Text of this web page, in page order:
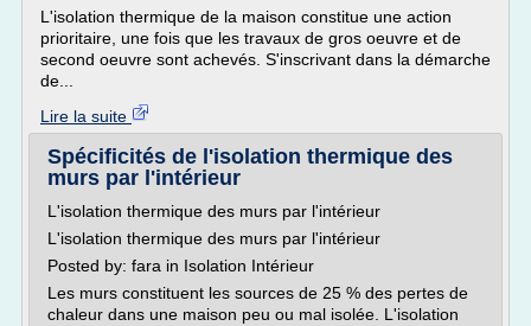
L'isolation thermique de la maison constitue une action
prioritaire, une fois que les travaux de gros oeuvre et de
second oeuvre sont achevés. S'inscrivant dans la démarche
de...
Lire la suite
Spécificités de l'isolation thermique des
murs par l'intérieur
L'isolation thermique des murs par l'intérieur
L'isolation thermique des murs par l'intérieur
Posted by: fara in Isolation Intérieur
Les murs constituent les sources de 25 % des pertes de
chaleur dans une maison peu ou mal isolée. L'isolation